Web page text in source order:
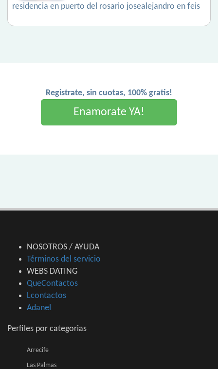
residencia en puerto del rosario josealejandro en feis
Registrate, sin cuotas, 100% gratis!
Enamorate YA!
NOSOTROS / AYUDA
Términos del servicio
WEBS DATING
QueContactos
Lcontactos
Adanel
Perfiles por categorias
Arrecife
Las Palmas